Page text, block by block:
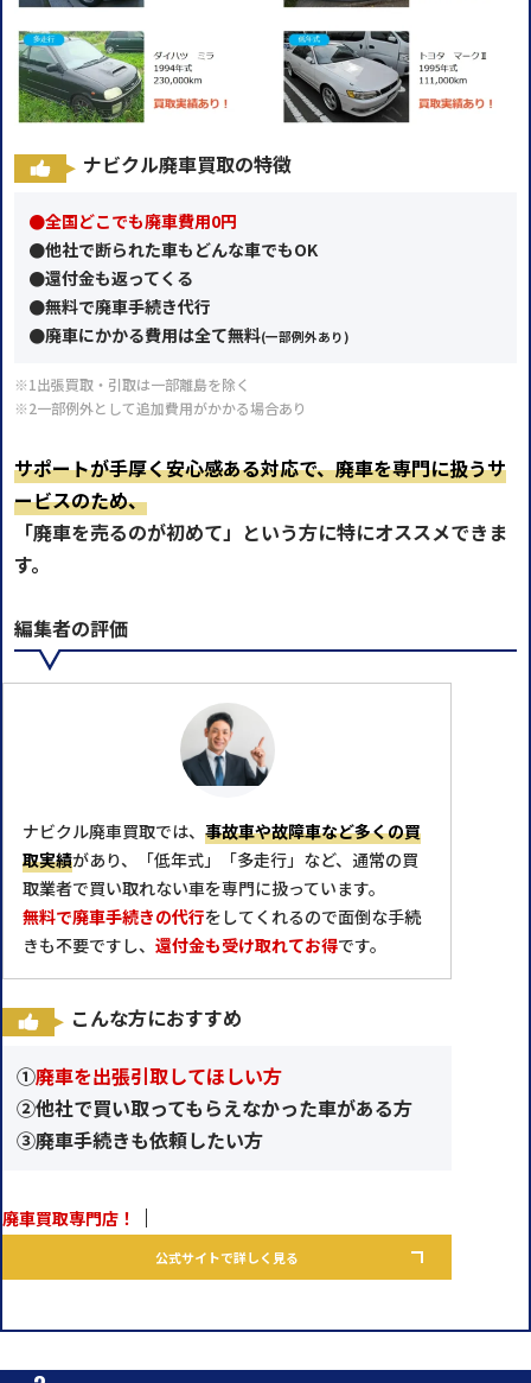
ナビクル廃車買取の特徴
●全国どこでも廃車費用0円
●他社で断られた車もどんな車でもOK
●還付金も返ってくる
●無料で廃車手続き代行
●廃車にかかる費用は全て無料(一部例外あり)
※1出張買取・引取は一部離島を除く
※2一部例外として追加費用がかかる場合あり
サポートが手厚く安心感ある対応で、廃車を専門に扱うサ
ービスのため、
「廃車を売るのが初めて」という方に特にオススメできま
す。
編集者の評価
ナビクル廃車買取では、 事故車や故障車など多くの買
取実績があり、「低年式」「多走行」など、通常の買
取業者で買い取れない車を専門に扱っています。
無料で廃車手続きの代行をしてくれるので面倒な手続
きも不要ですし、 還付金も受け取れてお得です。
こんな方におすすめ
①廃車を出張引取してほしい方
②他社で買い取ってもらえなかった車がある方
③廃車手続きも依頼したい方
廃車買取専門店！
公式サイトで詳しく見る